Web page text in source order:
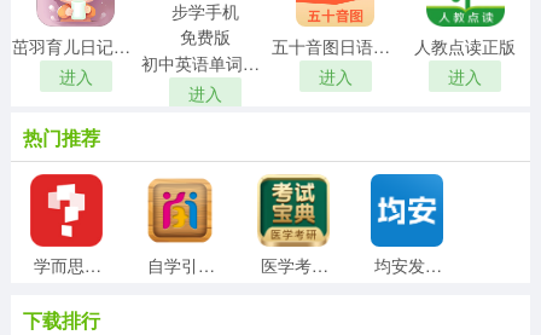
茁羽育儿日记正版
进入
初中英语单词同步学手机免费版
进入
五十音图日语学习软件手机正版
进入
人教点读正版
进入
热门推荐
学而思网校手机版 自学引擎免费版 医学考研考试宝典通用版 均安发展培训平台安卓官方版
下载排行